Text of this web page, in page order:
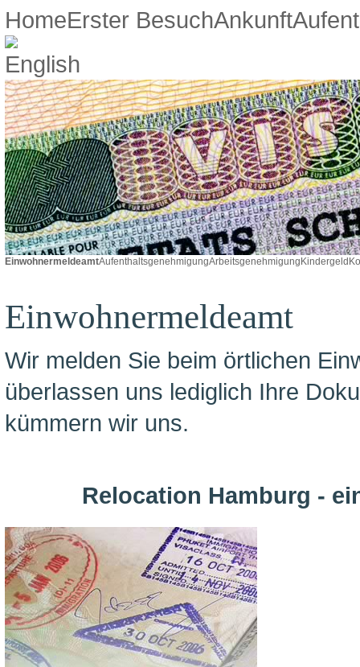
HomeErster BesuchAnkunft
EinwohnermeldeamtAufenthaltsgenehmigungArbeitsgenehmigung Kindergeld
Einwohnermeldeamt
Wir melden Sie beim örtlichen
überlassen uns lediglich Ihre
kümmern wir uns.
Relocation Hamburg -